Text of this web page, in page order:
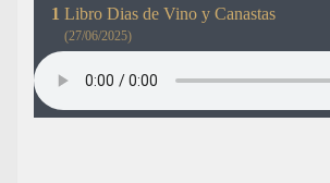
Libro Dias de Vino y Canastas
(27/06/2025)